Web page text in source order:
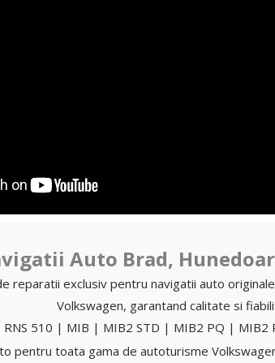
Auto Brad,
reparatii exclusiv pentru navigatii auto
Volkswagen, garantand calitate si
RNS 510 | MIB | MIB2 STD | MIB2 PQ | MIB2
pentru toata gama de autoturisme